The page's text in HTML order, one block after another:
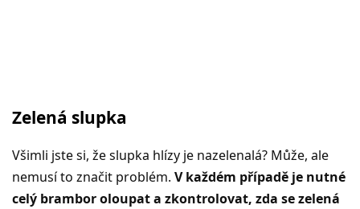
Zelená slupka
Všimli jste si, že slupka hlízy je nazelenalá? Může, ale
nemusí to značit problém. V každém případě je nutné
celý brambor oloupat a zkontrolovat, zda se zelená